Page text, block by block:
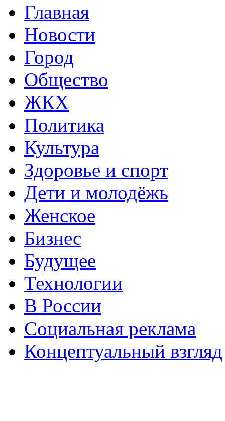
Главная
Новости
Город
Общество
ЖКХ
Политика
Культура
Здоровье и спорт
Дети и молодёжь
Женское
Бизнес
Будущее
Технологии
В России
Социальная реклама
Концептуальный взгляд